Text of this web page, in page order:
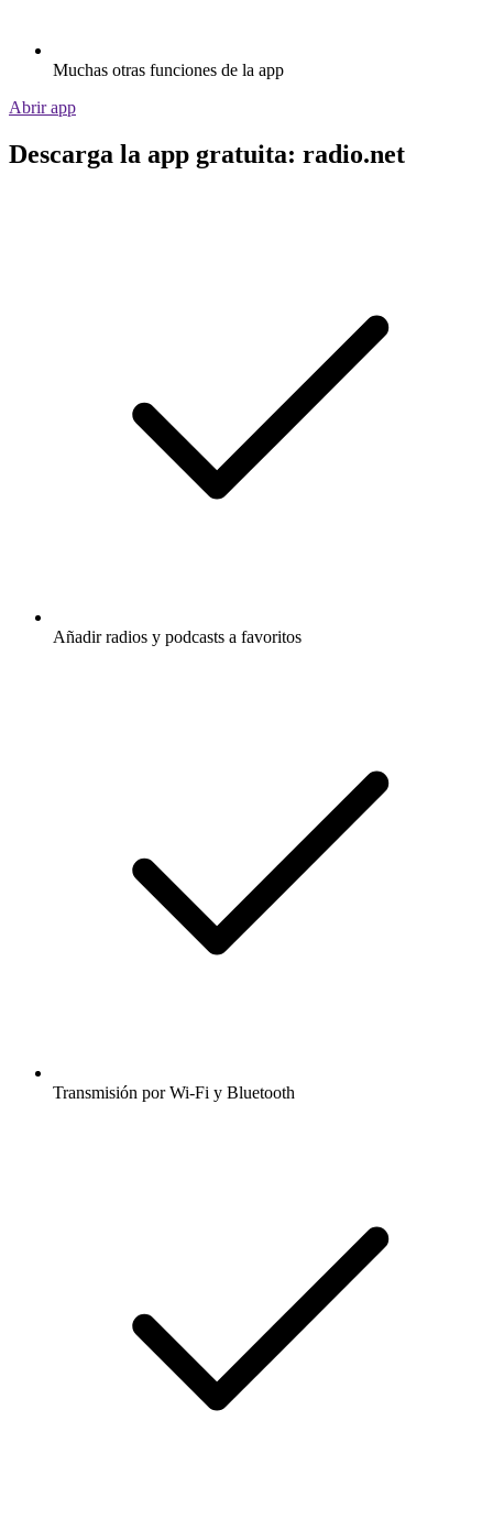
Muchas otras funciones de la app
Abrir app
Descarga la app gratuita: radio.net
Añadir radios y podcasts a favoritos
Transmisión por Wi-Fi y Bluetooth